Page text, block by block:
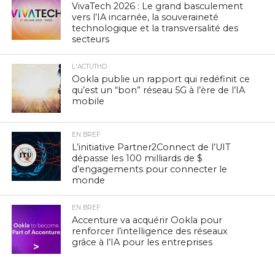
VivaTech 2026 : Le grand basculement
vers l’IA incarnée, la souveraineté
technologique et la transversalité des
secteurs
L'ACTUTHD
Ookla publie un rapport qui redéfinit ce
qu’est un “bon” réseau 5G à l’ère de l’IA
mobile
EN BREF
L’initiative Partner2Connect de l’UIT
dépasse les 100 milliards de $
d’engagements pour connecter le
monde
EN BREF
Accenture va acquérir Ookla pour
renforcer l’intelligence des réseaux
grâce à l’IA pour les entreprises